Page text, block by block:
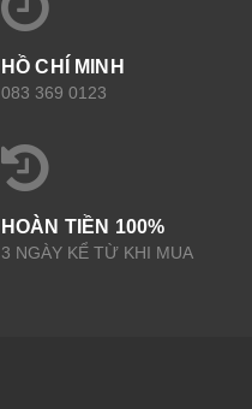
HỒ CHÍ MINH
083 369 0123
HOÀN TIỀN 100%
3 NGÀY KỂ TỪ KHI MUA